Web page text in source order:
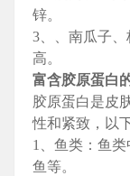
锌。
3、、南瓜子
高。
富含胶原蛋白
胶原蛋白是皮
性和紧致，以
1、鱼类：鱼
鱼等。